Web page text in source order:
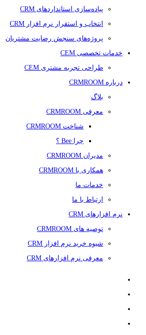
پیاده‌سازی استانداردهای CRM
انتخاب و استقرار نرم افزار CRM
پروژه‌های سنجش رضایت مشتریان
خدمات تخصصی CEM
طراحی تجربه مشتری CEM
درباره CRMROOM
بلاگ
معرفی CRMROOM
شناخت CRMROOM
چرا Bee ؟
مدیران CRMROOM
همکاری با CRMROOM
خدمات ما
ارتباط با ما
نرم افزارهای CRM
توصیه های CRMROOM
شیوه خرید نرم افزار CRM
معرفی نرم افزارهای CRM